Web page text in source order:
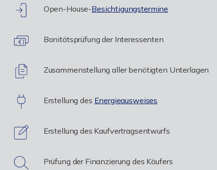
Open-House-Besichtigungstermine
Bonitätsprüfung der Interessenten
Zusammenstellung aller benötigten Unterlagen
Erstellung des Energieausweises
Erstellung des Kaufvertragsentwurfs
Prüfung der Finanzierung des Käufers